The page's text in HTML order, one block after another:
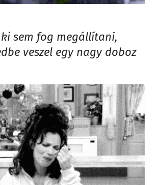
sem fog megállítani,
veszel egy nagy doboz